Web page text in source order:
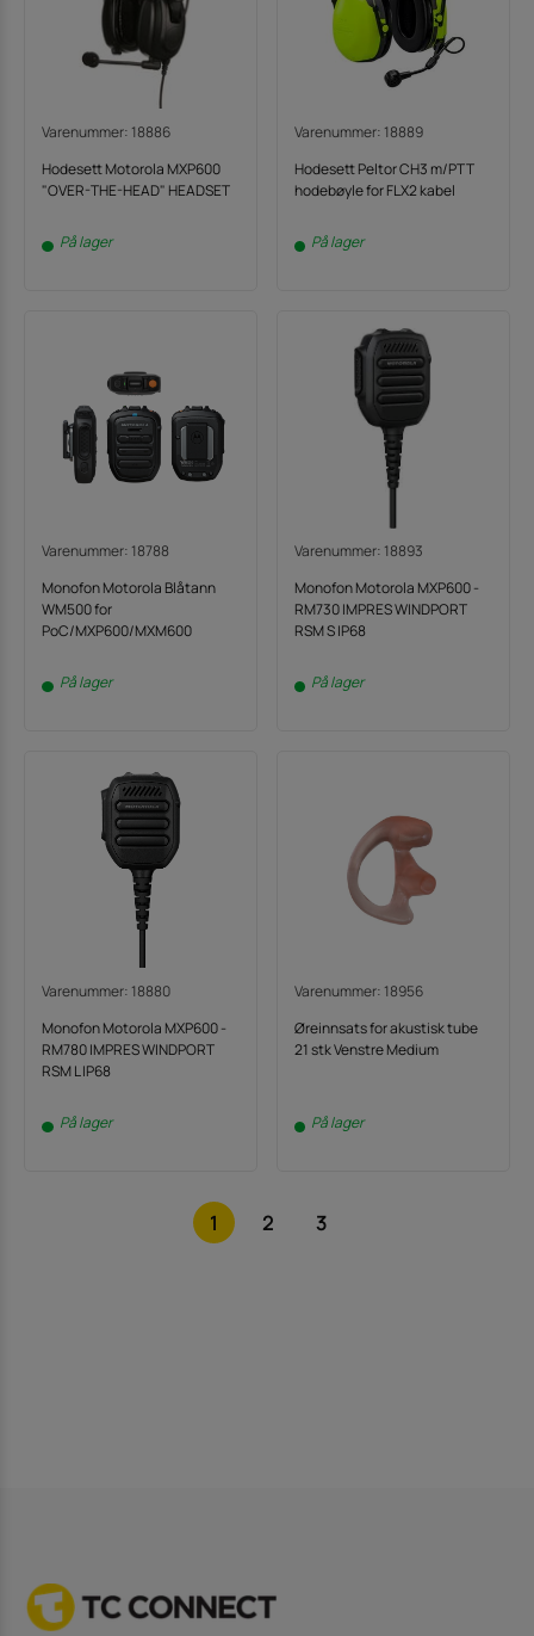
Varenummer: 18886
Hodesett Motorola MXP600
"OVER-THE-HEAD" HEADSET
På lager
Varenummer: 18889
Hodesett Peltor CH3 m/PTT
hodebøyle for FLX2 kabel
På lager
Varenummer: 18788
Monofon Motorola Blåtann
WM500 for
PoC/MXP600/MXM600
På lager
Varenummer: 18893
Monofon Motorola MXP600 -
RM730 IMPRES WINDPORT
RSM S IP68
På lager
Varenummer: 18880
Monofon Motorola MXP600 -
RM780 IMPRES WINDPORT
RSM L IP68
På lager
Varenummer: 18956
Øreinnsats for akustisk tube
21 stk Venstre Medium
På lager
1 2 3